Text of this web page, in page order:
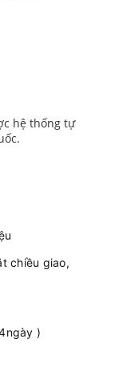
hệ thống tự
chiều giao,
)